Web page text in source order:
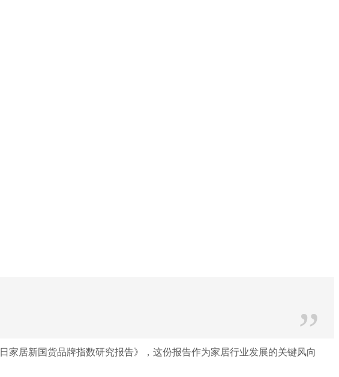
”
家居新国货品牌指数研究报告》，这份报告作为家居行业发展的关键风向